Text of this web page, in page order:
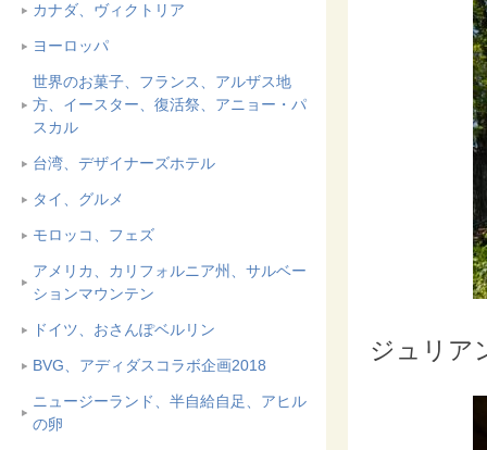
カナダ、ヴィクトリア
ヨーロッパ
世界のお菓子、フランス、アルザス地
方、イースター、復活祭、アニョー・パ
スカル
台湾、デザイナーズホテル
タイ、グルメ
モロッコ、フェズ
アメリカ、カリフォルニア州、サルベー
ションマウンテン
ドイツ、おさんぽベルリン
BVG、アディダスコラボ企画2018
ニュージーランド、半自給自足、アヒル
の卵
ジュリア